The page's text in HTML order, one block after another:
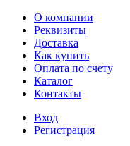
О компании
Реквизиты
Доставка
Как купить
Оплата по счету
Каталог
Контакты
Вход
Регистрация